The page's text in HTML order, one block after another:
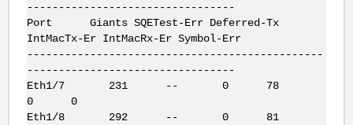
---------------------------------
Port Giants SQETest-Err Deferred-Tx
IntMacTx-Er IntMacRx-Er Symbol-Err
-----------------------------------------------
---------------------------------
Eth1/7 231 -- 0 78
0 0
Eth1/8 292 -- 0 81